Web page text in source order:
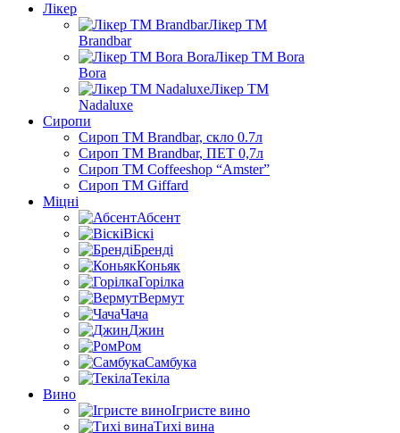
Лікер
Лікер ТМ
Brandbar
Лікер ТМ Bora
Bora
Лікер ТМ
Nadaluxe
Сиропи
Сироп TM Brandbar, скло 0.7л
Сироп TM Brandbar, ПЕТ 0,7л
Сироп TM Coffeeshop “Amster”
Сироп TM Giffard
Міцні
Абсент
Віскі
Бренді
Коньяк
Горілка
Вермут
Чача
Джин
Ром
Самбука
Текіла
Вино
Ігристе вино
Тихі вина